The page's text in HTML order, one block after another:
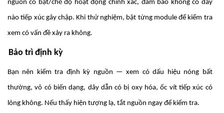
nguồn có bật/chế độ hoạt động chính xác, đảm bảo không có dây
nào tiếp xúc gây chập. Khi thử nghiệm, bật từng module để kiểm tra
xem có vấn đề xảy ra không.
Bảo trì định kỳ
Bạn nên kiểm tra định kỳ nguồn — xem có dấu hiệu nóng bất
thường, vỏ có biến dạng, dây dẫn có bị oxy hóa, ốc vít tiếp xúc có
lỏng không. Nếu thấy hiện tượng lạ, tắt nguồn ngay để kiểm tra.